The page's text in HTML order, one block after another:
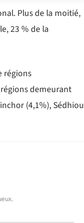
Plus de la moitié,
23 % de la
régions
demeurant
(4,1%), Sédhiou